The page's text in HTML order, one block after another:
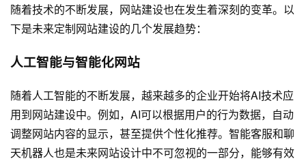
随着技术的不断发展，网站建设也在发生着深刻的变革。以
下是未来定制网站建设的几个发展趋势：
人工智能与智能化网站
随着人工智能的不断发展，越来越多的企业开始将AI技术应
用到网站建设中。例如，AI可以根据用户的行为数据，自动
调整网站内容的显示，甚至提供个性化推荐。智能客服和聊
天机器人也是未来网站设计中不可忽视的一部分，能够有效